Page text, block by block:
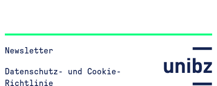
Newsletter
Datenschutz- und Cookie-
Richtlinie